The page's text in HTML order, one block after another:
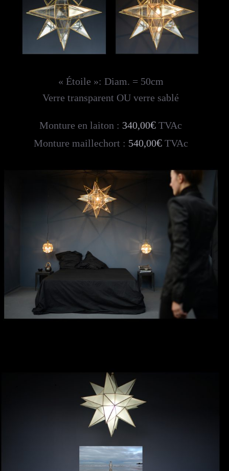
« Étoile »: Diam. = 50cm
Verre transparent OU verre sablé
Monture en laiton : 340,00€ TVAc
Monture maillechort : 540,00€TVAc